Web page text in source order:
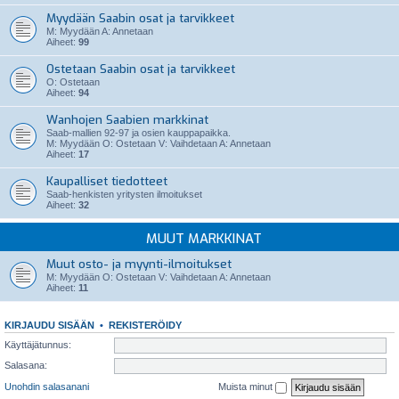
Myydään Saabin osat ja tarvikkeet
M: Myydään A: Annetaan
Aiheet: 99
Ostetaan Saabin osat ja tarvikkeet
O: Ostetaan
Aiheet: 94
Wanhojen Saabien markkinat
Saab-mallien 92-97 ja osien kauppapaikka.
M: Myydään O: Ostetaan V: Vaihdetaan A: Annetaan
Aiheet: 17
Kaupalliset tiedotteet
Saab-henkisten yritysten ilmoitukset
Aiheet: 32
MUUT MARKKINAT
Muut osto- ja myynti-ilmoitukset
M: Myydään O: Ostetaan V: Vaihdetaan A: Annetaan
Aiheet: 11
KIRJAUDU SISÄÄN • REKISTERÖIDY
Käyttäjätunnus:
Salasana:
Unohdin salasanani
Muista minut